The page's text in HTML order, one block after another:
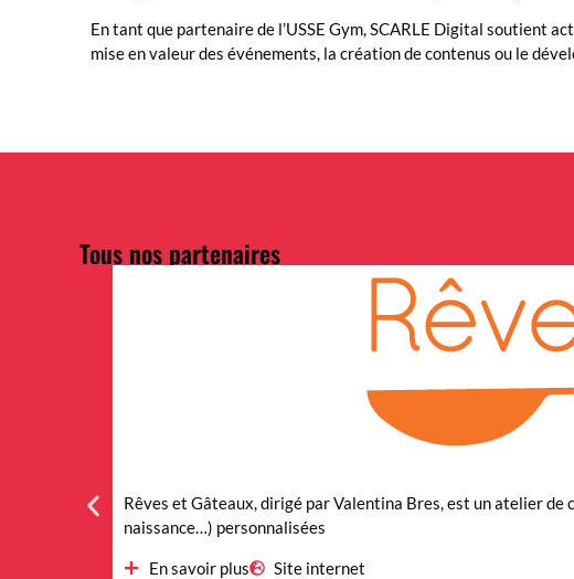
En tant que partenaire de l’USSE Gym, SCARLE Digital soutient
mise en valeur des événements, la création de contenus ou le
Tous nos partenaires
Rêves et Gâteaux, dirigé par Valentina Bres, est un atelier de
naissance…) personnalisées
En savoir plus
Site internet